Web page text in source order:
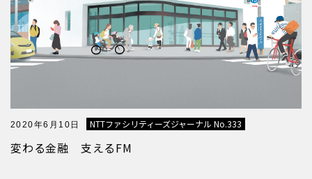
2020年6月10日 NTTファシリティーズジャーナル No.333
変わる金融 支えるFM